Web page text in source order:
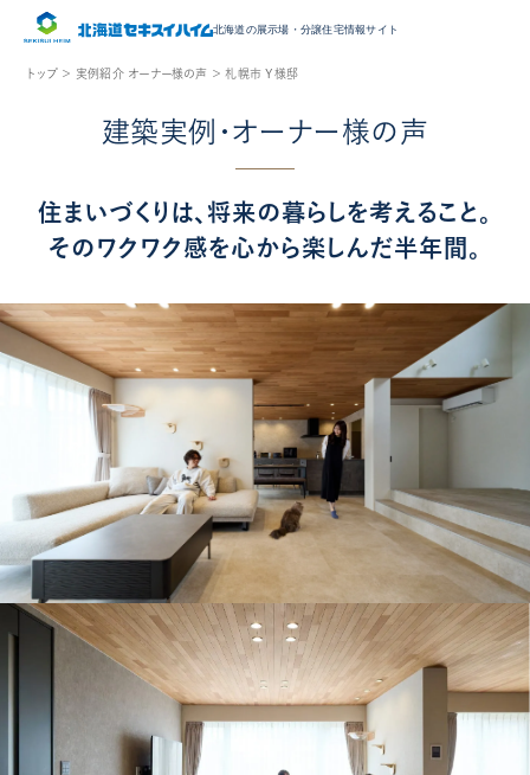
北海道の展示場・ 分譲住宅情報サイト
トップ ＞ 実例紹介 オーナー様の声 ＞ 札幌市 Y様邸
建築実例・オーナー様の声
住まいづくりは、将来の暮らしを考えること。
そのワクワク感を心から楽しんだ半年間。